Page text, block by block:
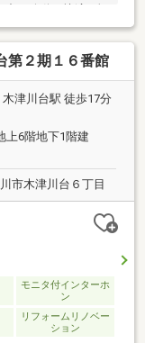
第２期１６番館
津川台駅 徒歩17分
上6階地下1階建
市木津川台６丁目
モニタ付インターホ
ン
リフォームリノベー
ション